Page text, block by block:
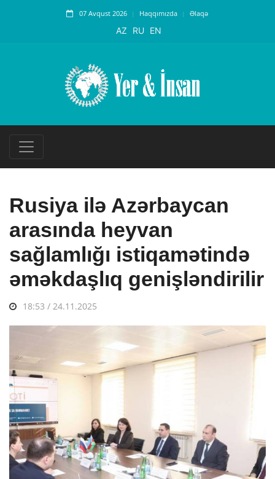
07 Avqust 2026 Haqqımızda Əlaqə
AZ RU EN
Rusiya ilə Azərbaycan
arasında heyvan
sağlamlığı istiqamətində
əməkdaşlıq genişləndirilir
18:53 / 24.11.2025